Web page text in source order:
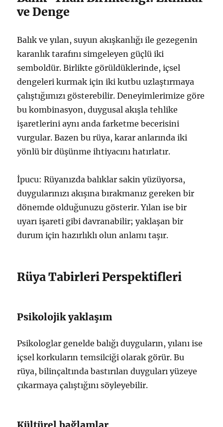
ve Denge
Balık ve yılan, suyun akışkanlığı ile gezegenin
karanlık tarafını simgeleyen güçlü iki
semboldür. Birlikte görüldüklerinde, içsel
dengeleri kurmak için iki kutbu uzlaştırmaya
çalıştığımızı gösterebilir. Deneyimlerimize göre
bu kombinasyon, duygusal akışla tehlike
işaretlerini aynı anda farketme becerisini
vurgular. Bazen bu rüya, karar anlarında iki
yönlü bir düşünme ihtiyacını hatırlatır.
İpucu: Rüyanızda balıklar sakin yüzüyorsa,
duygularınızı akışına bırakmanız gereken bir
dönemde olduğunuzu gösterir. Yılan ise bir
uyarı işareti gibi davranabilir; yaklaşan bir
durum için hazırlıklı olun anlamı taşır.
Rüya Tabirleri Perspektifleri
Psikolojik yaklaşım
Psikologlar genelde balığı duyguların, yılanı ise
içsel korkuların temsilciği olarak görür. Bu
rüya, bilinçaltında bastırılan duyguları yüzeye
çıkarmaya çalıştığını söyleyebilir.